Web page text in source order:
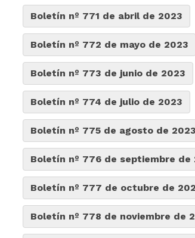
Boletín nº 771 de abril de 2023
Boletín nº 772 de mayo de 2023
Boletín nº 773 de junio de 2023
Boletín nº 774 de julio de 2023
Boletín nº 775 de agosto de 2023
Boletín nº 776 de septiembre de
Boletín nº 777 de octubre de
Boletín nº 778 de noviembre de